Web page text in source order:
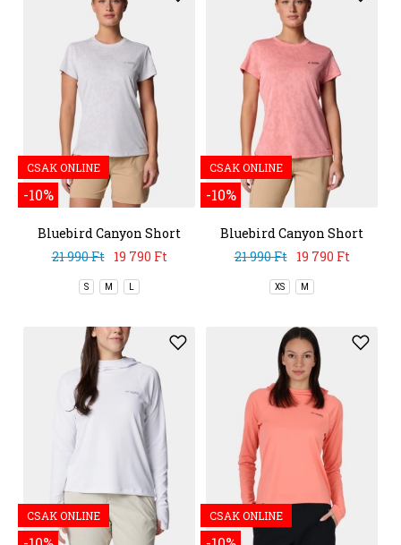
CSAK ONLINE
-10%
Bluebird Canyon Short
Sleeve Crew
21 990 Ft 19 790 Ft
S M L
CSAK ONLINE
-10%
Bluebird Canyon Short
Sleeve Crew
21 990 Ft 19 790 Ft
XS M
CSAK ONLINE CSAK ONLINE